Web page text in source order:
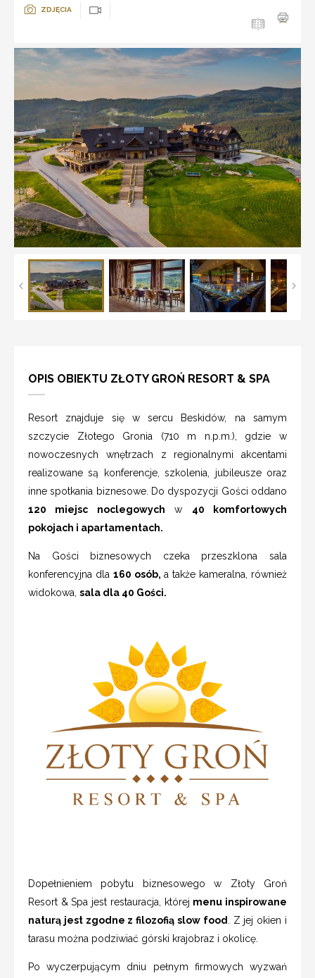
ZDJĘCIA
OPIS OBIEKTU ZŁOTY GROŃ RESORT & SPA
Resort znajduje się w sercu Beskidów, na samym
szczycie Złotego Gronia (710 m n.p.m.), gdzie w
nowoczesnych wnętrzach z regionalnymi akcentami
realizowane są konferencje, szkolenia, jubileusze oraz
inne spotkania biznesowe. Do dyspozycji Gości oddano
120 miejsc noclegowych w 40 komfortowych
pokojach i apartamentach.
Na Gości biznesowych czeka przeszklona sala
konferencyjna dla 160 osób, a także kameralna, również
widokowa, sala dla 40 Gości.
Dopełnieniem pobytu biznesowego w Złoty Groń
Resort & Spa jest restauracja, której menu inspirowane
naturą jest zgodne z filozofią slow food
. Z jej okien i
tarasu można podziwiać górski krajobraz i okolicę.
Po wyczerpującym dniu pełnym firmowych wyzwań